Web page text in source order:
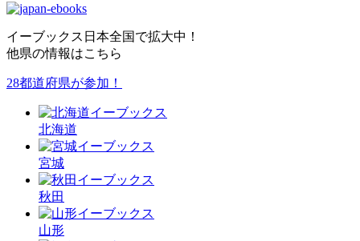
イーブックス日本全国で拡大中！
他県の情報はこちら
28都道府県が参加！
北海道
宮城
秋田
山形